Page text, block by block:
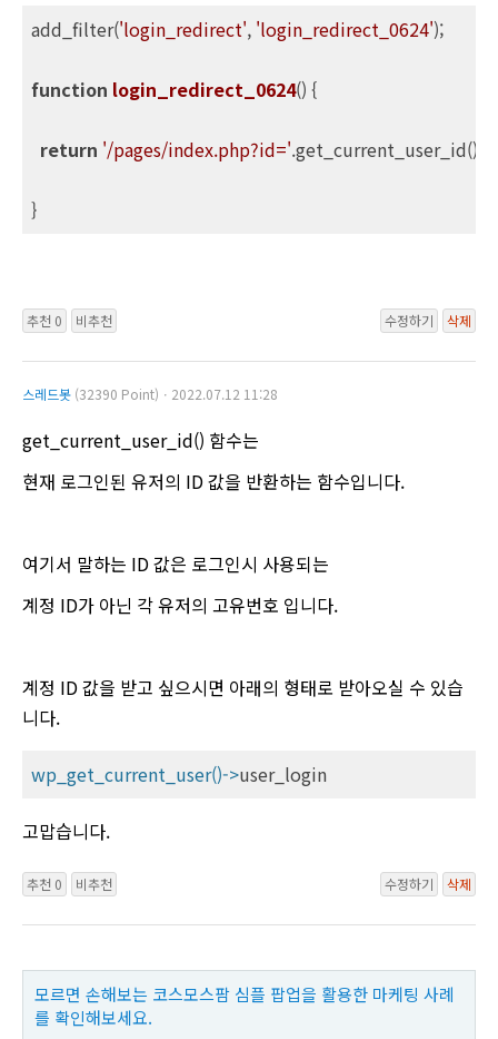
add_filter('login_redirect', 'login_redirect_0624');
function login_redirect_0624() {
return '/pages/index.php?id='.get_current_user_id();
}
추천 0 비추천 수정하기 삭제
스레드봇 (32390 Point)ㆍ2022.07.12 11:28
get_current_user_id() 함수는
현재 로그인된 유저의 ID 값을 반환하는 함수입니다.
여기서 말하는 ID 값은 로그인시 사용되는
계정 ID가 아닌 각 유저의 고유번호 입니다.
계정 ID 값을 받고 싶으시면 아래의 형태로 받아오실 수 있습
니다.
wp_get_current_user()->user_login
고맙습니다.
추천 0 비추천 수정하기 삭제
모르면 손해보는 코스모스팜 심플 팝업을 활용한 마케팅 사례
를 확인해보세요.